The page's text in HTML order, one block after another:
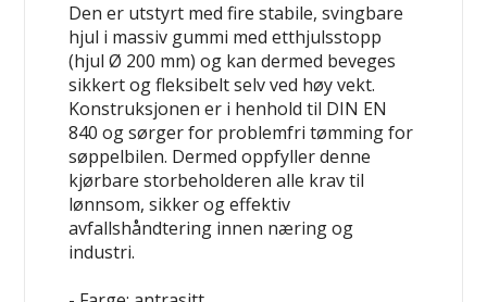
Den er utstyrt med fire stabile, svingbare
hjul i massiv gummi med etthjulsstopp
(hjul Ø 200 mm) og kan dermed beveges
sikkert og fleksibelt selv ved høy vekt.
Konstruksjonen er i henhold til DIN EN
840 og sørger for problemfri tømming for
søppelbilen. Dermed oppfyller denne
kjørbare storbeholderen alle krav til
lønnsom, sikker og effektiv
avfallshåndtering innen næring og
industri.